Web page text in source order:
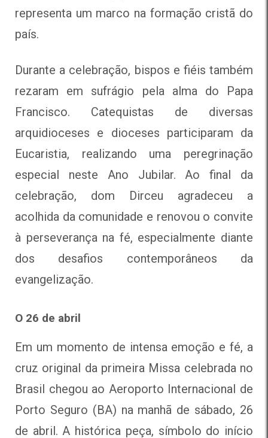
representa um marco na formação cristã do
país.
Durante a celebração, bispos e fiéis também
rezaram em sufrágio pela alma do Papa
Francisco. Catequistas de diversas
arquidioceses e dioceses participaram da
Eucaristia, realizando uma peregrinação
especial neste Ano Jubilar. Ao final da
celebração, dom Dirceu agradeceu a
acolhida da comunidade e renovou o convite
à perseverança na fé, especialmente diante
dos desafios contemporâneos da
evangelização.
O 26 de abril
Em um momento de intensa emoção e fé, a
cruz original da primeira Missa celebrada no
Brasil chegou ao Aeroporto Internacional de
Porto Seguro (BA) na manhã de sábado, 26
de abril. A histórica peça, símbolo do início